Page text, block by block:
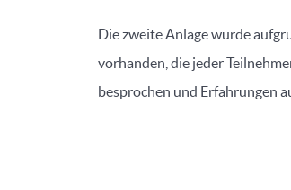
Die zweite Anlage wurde
vorhanden, die jeder
besprochen und Erfahrungen